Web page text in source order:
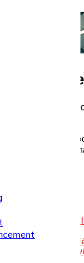
:
que votre
qui
obtenir du
fonctionne cette
privé : quelle
peut-il être